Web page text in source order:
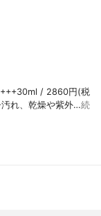
/ 2860円(税
れ、乾燥や紫外…続